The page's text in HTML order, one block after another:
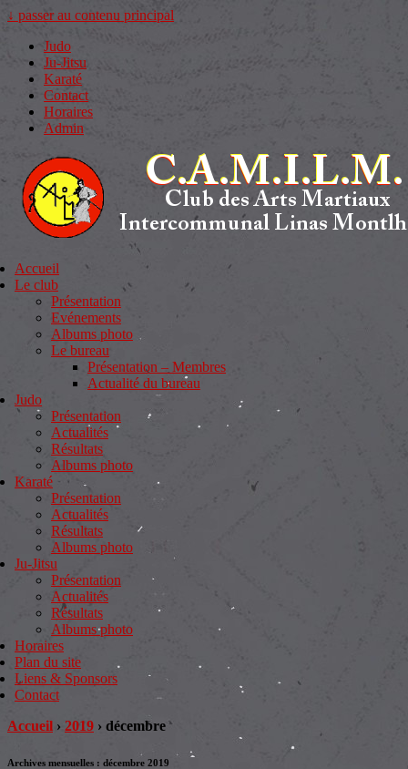
↓ passer au contenu principal
Judo
Ju-Jitsu
Karaté
Contact
Horaires
Admin
Accueil
Le club
Présentation
Evénements
Albums photo
Le bureau
Présentation – Membres
Actualité du bureau
Judo
Présentation
Actualités
Résultats
Albums photo
Karaté
Présentation
Actualités
Résultats
Albums photo
Ju-Jitsu
Présentation
Actualités
Résultats
Albums photo
Horaires
Plan du site
Liens & Sponsors
Contact
Accueil › 2019 › décembre
Archives mensuelles : décembre 2019